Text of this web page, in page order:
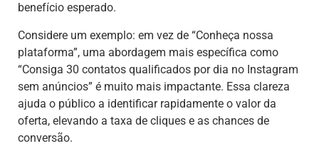
benefício esperado.
Considere um exemplo: em vez de “Conheça nossa
plataforma”, uma abordagem mais específica como
“Consiga 30 contatos qualificados por dia no Instagram
sem anúncios” é muito mais impactante. Essa clareza
ajuda o público a identificar rapidamente o valor da
oferta, elevando a taxa de cliques e as chances de
conversão.